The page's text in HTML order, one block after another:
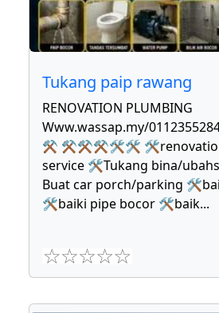
Tukang paip rawang
RENOVATION PLUMBING
Www.wassap.my/
⚒ ⚒⚒⚒🛠🛠 🛠renovation
service 🛠Tukang bina/
Buat car porch/parking
🛠baiki pipe bocor 🛠baik...